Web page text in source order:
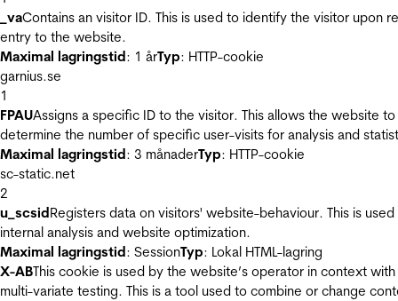
_vaContains an visitor ID. This is used to identify the visitor upon
entry to the website.
Maximal lagringstid: 1 årTyp: HTTP-cookie
garnius.se
1
FPAUAssigns a specific ID to the visitor. This allows the website to
determine the number of specific user-visits for analysis and
Maximal lagringstid: 3 månaderTyp: HTTP-cookie
sc-static.net
2
u_scsidRegisters data on visitors' website-behaviour. This is
internal analysis and website optimization.
Maximal lagringstid: SessionTyp: Lokal HTML-lagring
X-ABThis cookie is used by the website’s operator in context with
multi-variate testing. This is a tool used to combine or change